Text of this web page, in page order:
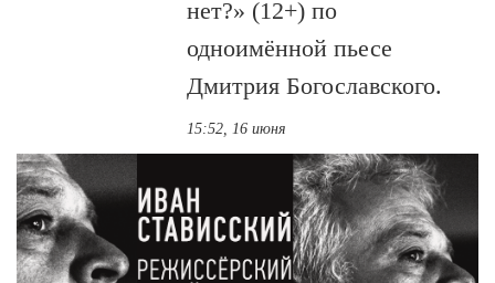
нет?» (12+) по
одноимённой пьесе
Дмитрия Богославского.
15:52, 16 июня